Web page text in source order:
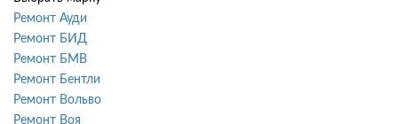
Ремонт Ауди
Ремонт БИД
Ремонт БМВ
Ремонт Бентли
Ремонт Вольво
Ремонт Воя